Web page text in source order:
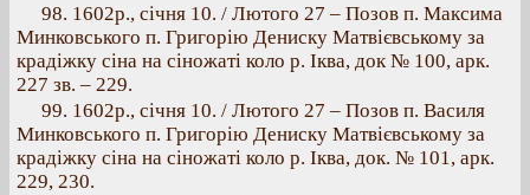
98. 1602р., січня 10. / Лютого 27 – Позов п. Максима
Минковського п. Григорію Дениску Матвієвському за
крадіжку сіна на сіножаті коло р. Іква, док № 100, арк.
227 зв. – 229.
99. 1602p., січня 10. / Лютого 27 – Позов п. Василя
Минковського п. Григорію Дениску Матвієвському за
крадіжку сіна на сіножаті коло р. Іква, док. № 101, арк.
229, 230.